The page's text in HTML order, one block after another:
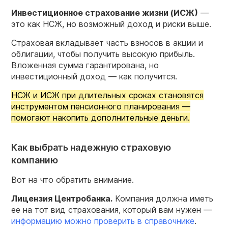
Инвестиционное страхование жизни (ИСЖ) —
это как НСЖ, но возможный доход и риски выше.
Страховая вкладывает часть взносов в акции и
облигации, чтобы получить высокую прибыль.
Вложенная сумма гарантирована, но
инвестиционный доход — как получится.
НСЖ и ИСЖ при длительных сроках становятся
инструментом пенсионного планирования —
помогают накопить дополнительные деньги.
Как выбрать надежную страховую
компанию
Вот на что обратить внимание.
Лицензия Центробанка. Компания должна иметь
ее на тот вид страхования, который вам нужен —
информацию можно проверить в справочнике.